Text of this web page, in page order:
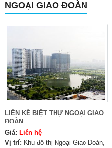
NGOẠI GIAO ĐOÀN
LIỀN KỀ BIỆT THỰ NGOẠI GIAO
ĐOÀN
Giá: Liên hệ
Vị trí: Khu đô thị Ngoại Giao Đoàn,